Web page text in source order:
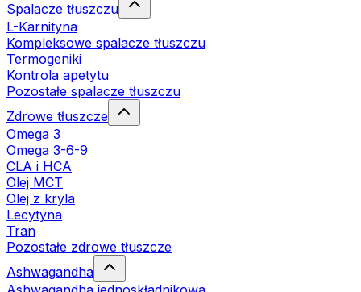
Spalacze tłuszczu
L-Karnityna
Kompleksowe spalacze tłuszczu
Termogeniki
Kontrola apetytu
Pozostałe spalacze tłuszczu
Zdrowe tłuszcze
Omega 3
Omega 3-6-9
CLA i HCA
Olej MCT
Olej z kryla
Lecytyna
Tran
Pozostałe zdrowe tłuszcze
Ashwagandha